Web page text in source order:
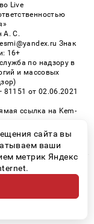
Live
А. С.
Знак
16+
по надзору в
и массовых
от 02.06.2021
ссылка на Kem-
возможно только
сайта вы
ваши
метрик Яндекс